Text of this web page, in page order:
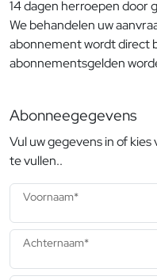
14 dagen herroepen door
We behandelen uw
abonnement wordt direct
abonnementsgelden
Abonneegegevens
Vul uw gegevens in of kies
te vullen..
Voornaam*
Achternaam*